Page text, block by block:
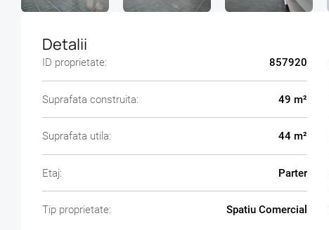
Detalii
ID proprietate: 857920
Suprafata construita: 49 m²
Suprafata utila: 44 m²
Etaj: Parter
Tip proprietate: Spatiu Comercial